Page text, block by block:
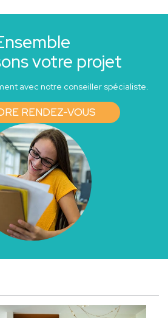
votre projet
avec notre conseiller spécialiste.
RENDEZ-VOUS